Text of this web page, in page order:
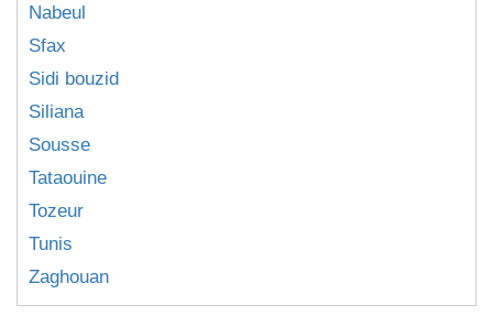
Nabeul
Sfax
Sidi bouzid
Siliana
Sousse
Tataouine
Tozeur
Tunis
Zaghouan